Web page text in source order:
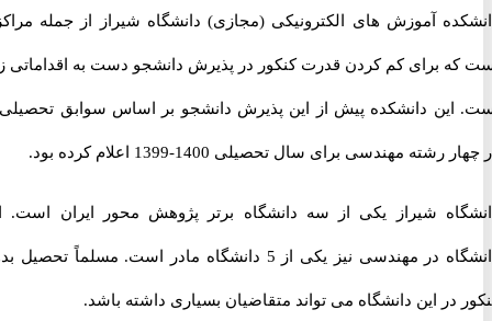
آموزش های الکترونیکی (مجازی) دانشگاه شیراز از جمله مراکزی
برای کم کردن قدرت کنکور در پذیرش دانشجو دست به اقداماتی زده
دانشکده پیش از این پذیرش دانشجو بر اساس سوابق تحصیلی را
مهندسی برای سال تحصیلی 1400-1399 اعلام کرده بود.
شیراز یکی از سه دانشگاه برتر پژوهش محور ایران است. این
دانشگاه در مهندسی نیز یکی از 5 دانشگاه مادر است. مسلماً تحصیل بدون
در این دانشگاه می تواند متقاضیان بسیاری داشته باشد.